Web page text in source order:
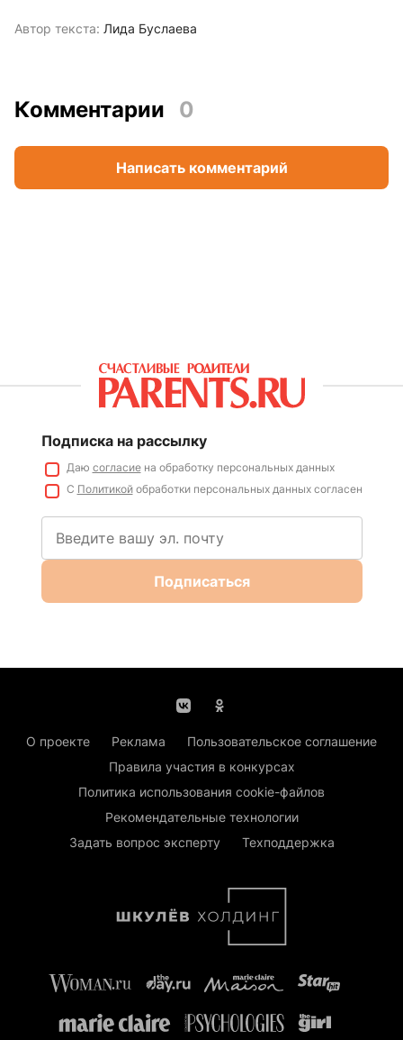
Автор текста: Лида Буслаева
Комментарии 0
Написать комментарий
Подписка на рассылку
Даю согласиена обработку персональных данных
С Политикойобработки персональных данных согласен
Подписаться
О проекте Реклама
Пользовательское соглашение
Правила участия в конкурсах
Политика использования cookie-файлов
Рекомендательные технологии
Задать вопрос эксперту
Техподдержка